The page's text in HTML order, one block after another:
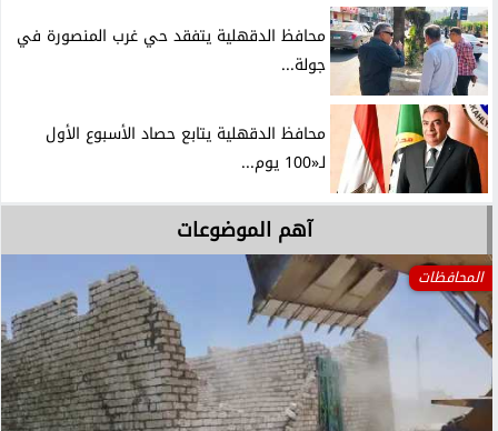
محافظ الدقهلية يتفقد حي غرب المنصورة في
جولة...
محافظ الدقهلية يتابع حصاد الأسبوع الأول
لـ«100 يوم...
آهم الموضوعات
المحافظات